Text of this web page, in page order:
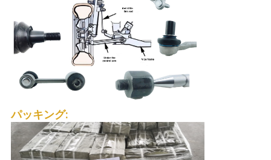
バ
シ
リ
シ
パッキング: